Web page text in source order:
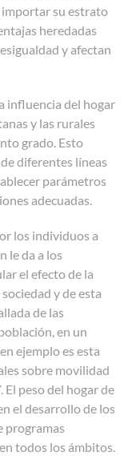
importar su estrato
heredadas
y afectan
influencia del hogar
y las rurales
grado. Esto
diferentes líneas
parámetros
adecuadas.
los individuos a
le da a los
el efecto de la
y de esta
de las
en un
ejemplo es esta
sobre movilidad
El peso del hogar de
el desarrollo de los
programas
todos los ámbitos.